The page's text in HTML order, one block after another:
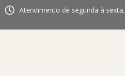
Atendimento de segunda à